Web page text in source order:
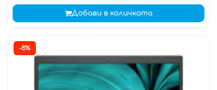
Добави в количката
-8%